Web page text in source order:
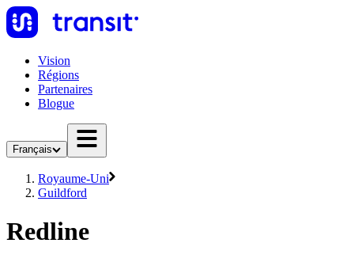
Vision
Régions
Partenaires
Blogue
Français
Royaume-Uni
Guildford
Redline